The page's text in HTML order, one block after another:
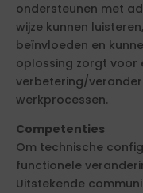
ondersteunen met
wijze kunnen
beïnvloeden en
oplossing zorgt voor
verbetering/
werkprocessen.
Competenties
Om technische
functionele
Uitstekende